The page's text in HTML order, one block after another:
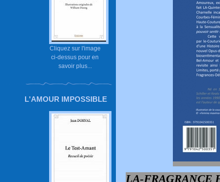
Cliquez sur l'image
ci-dessus pour en
savoir plus...
L'AMOUR IMPOSSIBLE
LA-FRAGRANCE